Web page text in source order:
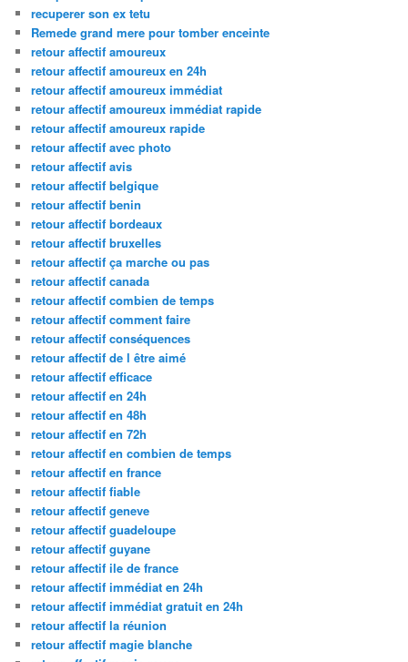
recuperer son ex tetu
Remede grand mere pour tomber enceinte
retour affectif amoureux
retour affectif amoureux en 24h
retour affectif amoureux immédiat
retour affectif amoureux immédiat rapide
retour affectif amoureux rapide
retour affectif avec photo
retour affectif avis
retour affectif belgique
retour affectif benin
retour affectif bordeaux
retour affectif bruxelles
retour affectif ça marche ou pas
retour affectif canada
retour affectif combien de temps
retour affectif comment faire
retour affectif conséquences
retour affectif de l être aimé
retour affectif efficace
retour affectif en 24h
retour affectif en 48h
retour affectif en 72h
retour affectif en combien de temps
retour affectif en france
retour affectif fiable
retour affectif geneve
retour affectif guadeloupe
retour affectif guyane
retour affectif ile de france
retour affectif immédiat en 24h
retour affectif immédiat gratuit en 24h
retour affectif la réunion
retour affectif magie blanche